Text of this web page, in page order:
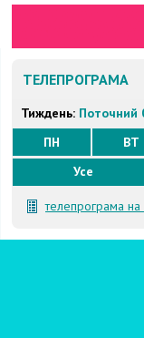
ТЕЛЕПРОГРАМА
Тиждень: Поточний
ПН
ВТ
Усе
телепрограма